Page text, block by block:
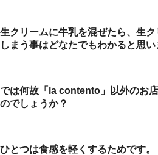
生クリームに牛乳を混ぜたら、生
しまう事はどなたでもわかると思い
では何故「la contento」以外のお
のでしょうか？
ひとつは食感を軽くするためです。